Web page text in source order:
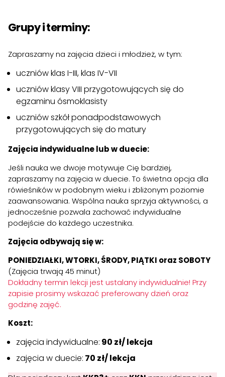
Grupy i terminy:
Zapraszamy na zajęcia dzieci i młodzież, w tym:
uczniów klas I-III, klas IV-VII
uczniów klasy VIII przygotowujących się do
egzaminu ósmoklasisty
uczniów szkół ponadpodstawowych
przygotowujących się do matury
Zajęcia indywidualne lub w duecie:
Jeśli nauka we dwoje motywuje Cię bardziej,
zapraszamy na zajęcia w duecie. To świetna opcja dla
rówieśników w podobnym wieku i zbliżonym poziomie
zaawansowania. Wspólna nauka sprzyja aktywności, a
jednocześnie pozwala zachować indywidualne
podejście do każdego uczestnika.
Zajęcia odbywają się w:
PONIEDZIAŁKI, WTORKI, ŚRODY, PIĄTKI oraz SOBOTY
(Zajęcia trwają 45 minut)
Dokładny termin lekcji jest ustalany indywidualnie! Przy
zapisie prosimy wskazać preferowany dzień oraz
godzinę zajęć.
Koszt:
zajęcia indywidualne: 90 zł/ lekcja
zajęcia w duecie: 70 zł/ lekcja